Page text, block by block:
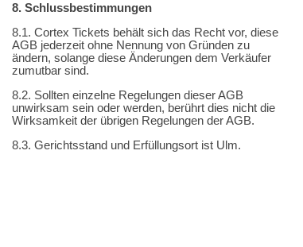
8. Schlussbestimmungen
8.1. Cortex Tickets behält sich das Recht vor, diese
AGB jederzeit ohne Nennung von Gründen zu
ändern, solange diese Änderungen dem Verkäufer
zumutbar sind.
8.2. Sollten einzelne Regelungen dieser AGB
unwirksam sein oder werden, berührt dies nicht die
Wirksamkeit der übrigen Regelungen der AGB.
8.3. Gerichtsstand und Erfüllungsort ist Ulm.